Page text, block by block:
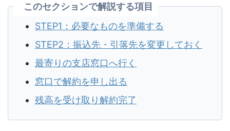
このセクションで解説する項目
STEP1：必要なものを準備する
STEP2：振込先・引落先を変更しておく
最寄りの支店窓口へ行く
窓口で解約を申し出る
残高を受け取り解約完了